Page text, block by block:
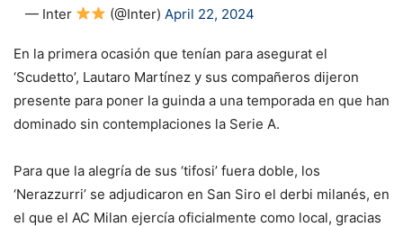
— Inter (@Inter) April 22, 2024
En la primera ocasión que tenían para asegurat el
‘Scudetto’, Lautaro Martínez y sus compañeros dijeron
presente para poner la guinda a una temporada en que han
dominado sin contemplaciones la Serie A.
Para que la alegría de sus ‘tifosi’ fuera doble, los
‘Nerazzurri’ se adjudicaron en San Siro el derbi milanés, en
el que el AC Milan ejercía oficialmente como local, gracias